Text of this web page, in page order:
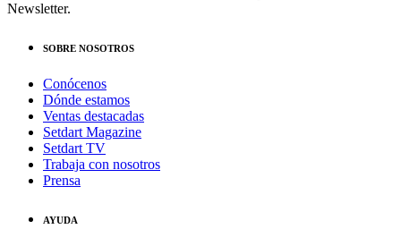
Newsletter.
SOBRE NOSOTROS
Conócenos
Dónde estamos
Ventas destacadas
Setdart Magazine
Setdart TV
Trabaja con nosotros
Prensa
AYUDA